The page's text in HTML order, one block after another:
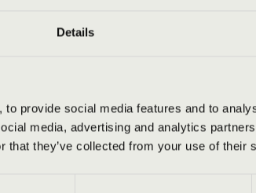
Details
provide social media features and to
media, advertising and analytics
that they’ve collected from your use of their